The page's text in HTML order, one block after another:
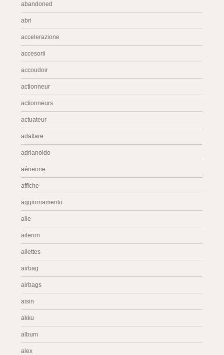
abandoned
abri
accelerazione
accesorii
accoudoir
actionneur
actionneurs
actuateur
adattare
adrianoldo
aérienne
affiche
aggiornamento
aile
aileron
ailettes
airbag
airbags
aisin
akku
album
alex